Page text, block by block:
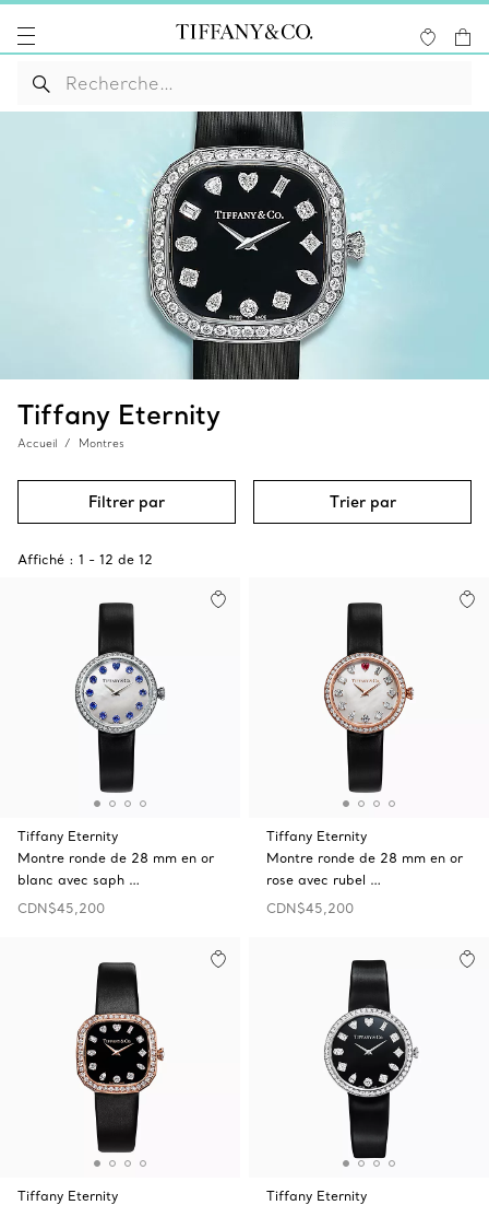
Tiffany Eternity
Accueil Montres
Filtrer par Trier par
Affiché : 1 - 12 de 12
Tiffany Eternity
Montre ronde de 28 mm en or
blanc avec saph …
CDN$45,200
Tiffany Eternity
Montre ronde de 28 mm en or
rose avec rubel …
CDN$45,200
Tiffany Eternity
Tiffany Eternity